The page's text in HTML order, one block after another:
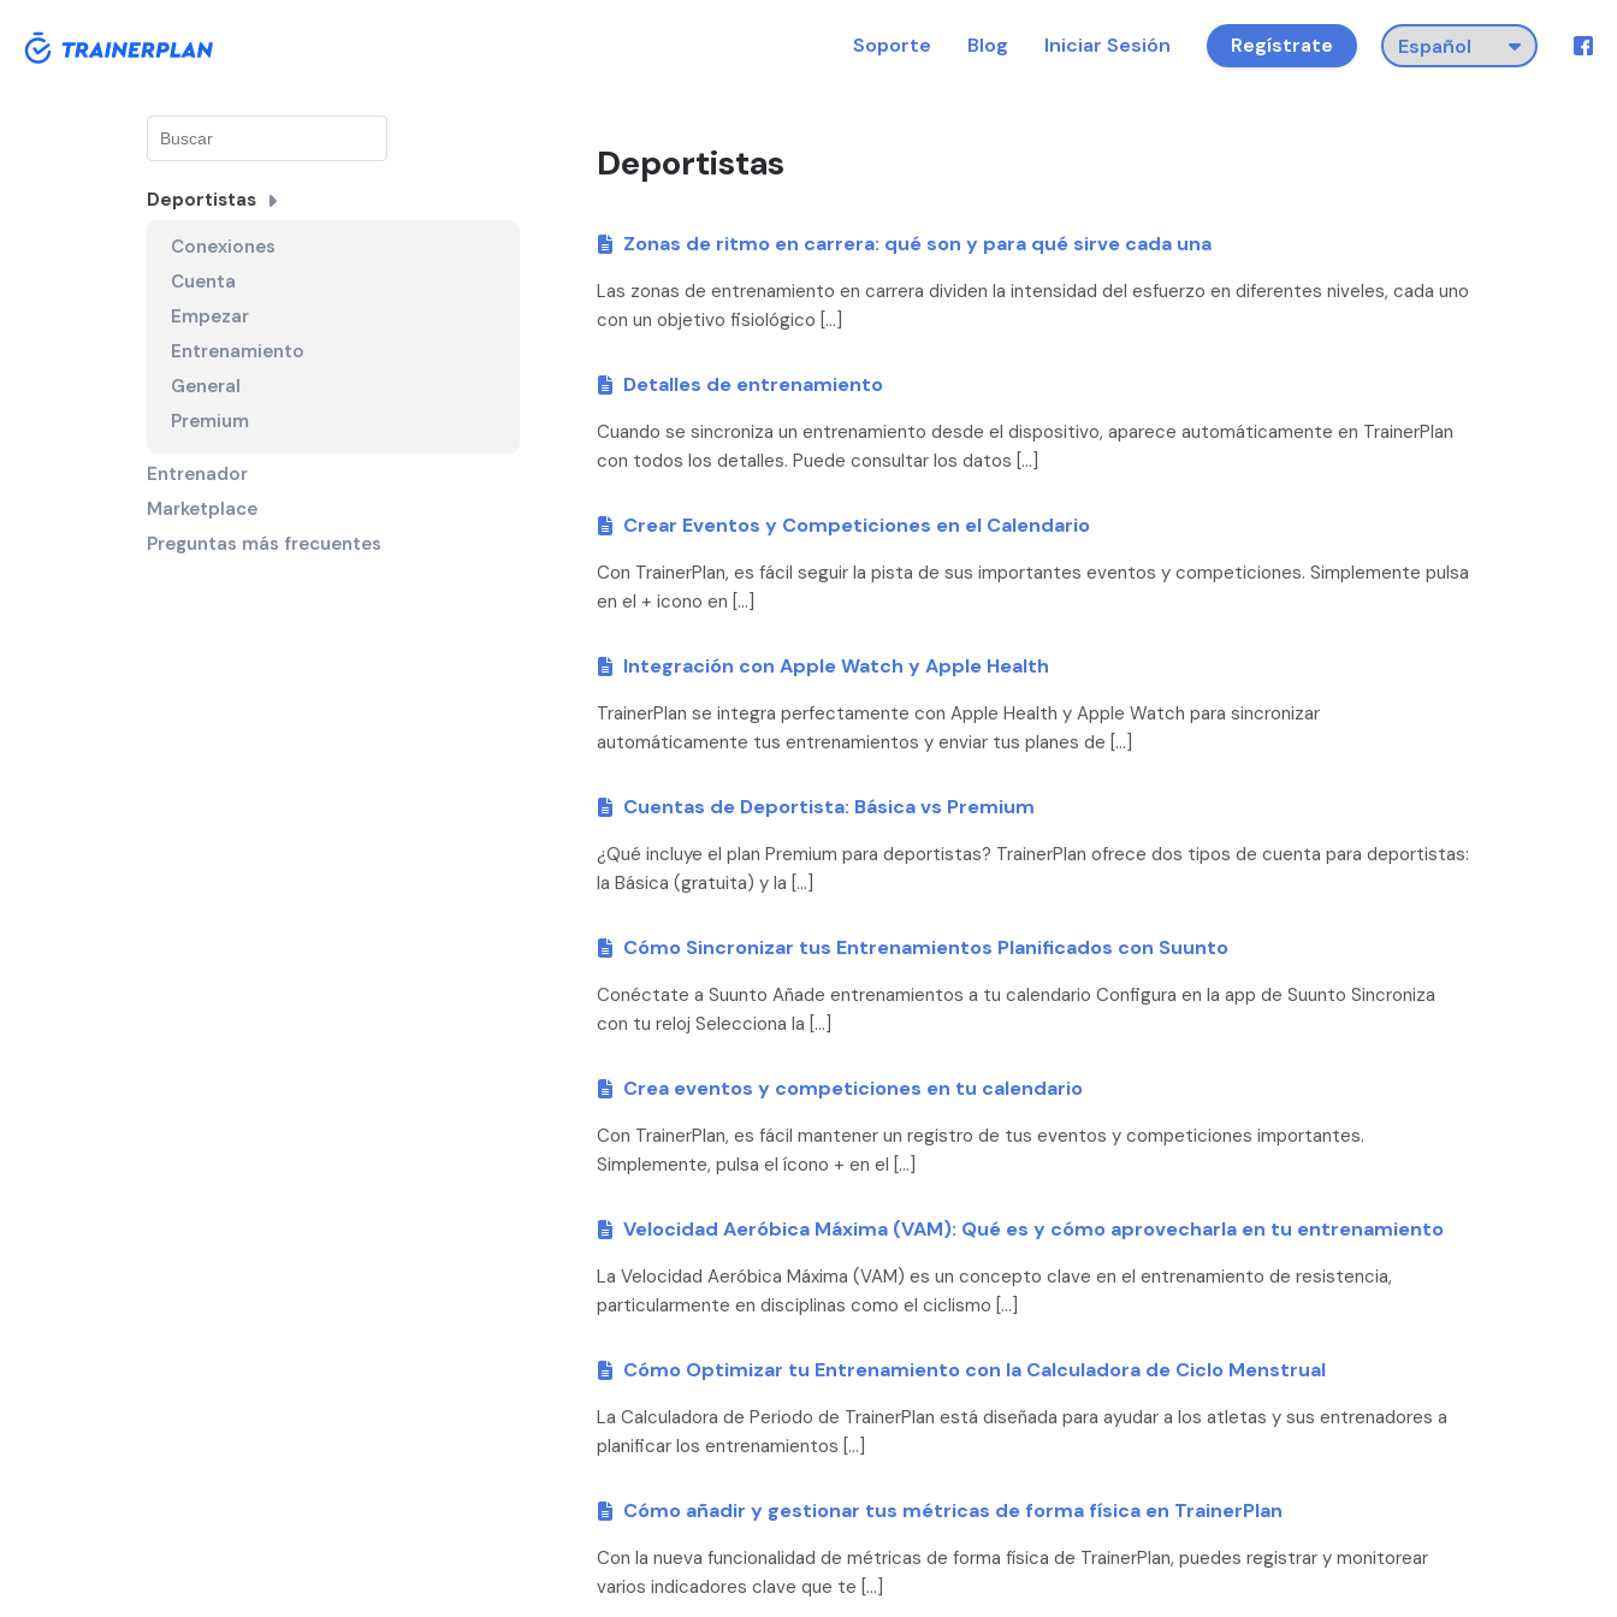
Regístrate
Iniciar Sesión
Blog
Soporte
Deportistas
Zonas de ritmo en carrera: qué son y para qué sirve cada una
Las zonas de entrenamiento en carrera dividen la intensidad del esfuerzo en diferentes niveles, cada uno
con un objetivo fisiológico […]
Detalles de entrenamiento
Cuando se sincroniza un entrenamiento desde el dispositivo, aparece automáticamente en TrainerPlan
con todos los detalles. Puede consultar los datos […]
Crear Eventos y Competiciones en el Calendario
Con TrainerPlan, es fácil seguir la pista de sus importantes eventos y competiciones. Simplemente pulsa
en el + icono en […]
Integración con Apple Watch y Apple Health
TrainerPlan se integra perfectamente con Apple Health y Apple Watch para sincronizar
automáticamente tus entrenamientos y enviar tus planes de […]
Cuentas de Deportista: Básica vs Premium
¿Qué incluye el plan Premium para deportistas? TrainerPlan ofrece dos tipos de cuenta para deportistas:
la Básica (gratuita) y la […]
Cómo Sincronizar tus Entrenamientos Planificados con Suunto
Conéctate a Suunto Añade entrenamientos a tu calendario Configura en la app de Suunto Sincroniza
con tu reloj Selecciona la […]
Crea eventos y competiciones en tu calendario
Con TrainerPlan, es fácil mantener un registro de tus eventos y competiciones importantes.
Simplemente, pulsa el ícono + en el […]
Velocidad Aeróbica Máxima (VAM): Qué es y cómo aprovecharla en tu entrenamiento
La Velocidad Aeróbica Máxima (VAM) es un concepto clave en el entrenamiento de resistencia,
particularmente en disciplinas como el ciclismo […]
Cómo Optimizar tu Entrenamiento con la Calculadora de Ciclo Menstrual
La Calculadora de Periodo de TrainerPlan está diseñada para ayudar a los atletas y sus entrenadores a
planificar los entrenamientos […]
Cómo añadir y gestionar tus métricas de forma física en TrainerPlan
Con la nueva funcionalidad de métricas de forma física de TrainerPlan, puedes registrar y monitorear
varios indicadores clave que te […]
Deportistas
Conexiones
Cuenta
Empezar
Entrenamiento
General
Premium
Entrenador
Marketplace
Preguntas más frecuentes